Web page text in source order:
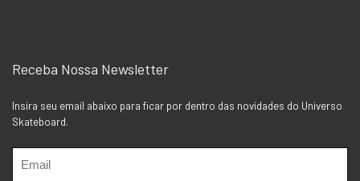
Receba Nossa Newsletter
Insira seu email abaixo para ficar por dentro das novidades do Universo
Skateboard.